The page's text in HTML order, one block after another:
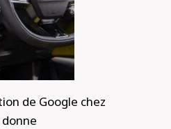
Ultra 2024 :
6 avril 2024
de Google chez